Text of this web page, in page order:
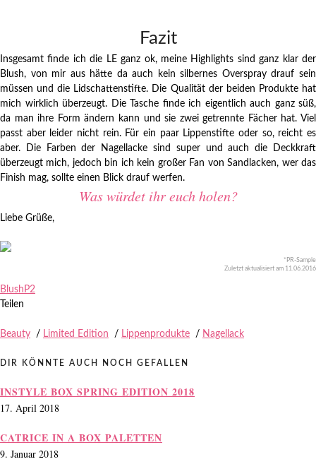
Fazit
Insgesamt finde ich die LE ganz ok, meine Highlights sind ganz klar der
Blush, von mir aus hätte da auch kein silbernes Overspray drauf sein
müssen und die Lidschattenstifte. Die Qualität der beiden Produkte hat
mich wirklich überzeugt. Die Tasche finde ich eigentlich auch ganz süß,
da man ihre Form ändern kann und sie zwei getrennte Fächer hat. Viel
passt aber leider nicht rein. Für ein paar Lippenstifte oder so, reicht es
aber. Die Farben der Nagellacke sind super und auch die Deckkraft
überzeugt mich, jedoch bin ich kein großer Fan von Sandlacken, wer das
Finish mag, sollte einen Blick drauf werfen.
Was würdet ihr euch holen?
Liebe Grüße,
*PR-Sample
Zuletzt aktualisiert am 11.06.2016
Blush P2
Teilen
Beauty / Limited Edition / Lippenprodukte / Nagellack
DIR KÖNNTE AUCH NOCH GEFALLEN
INSTYLE BOX SPRING EDITION 2018
17. April 2018
CATRICE IN A BOX PALETTEN
9. Januar 2018